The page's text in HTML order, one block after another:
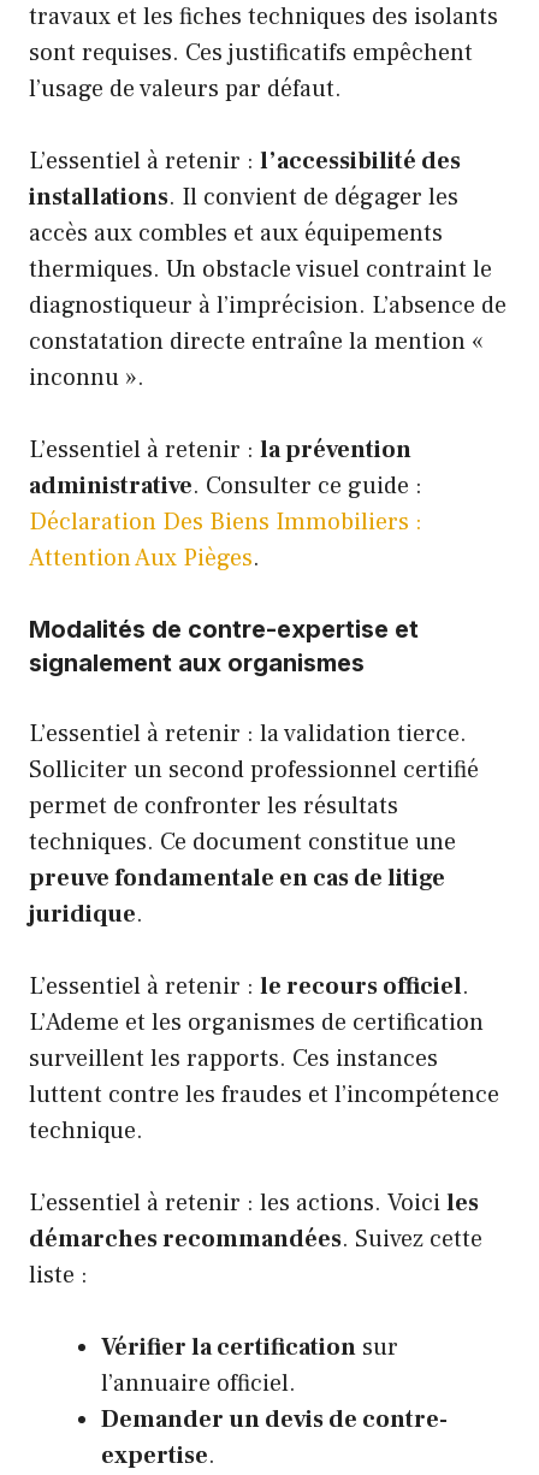
travaux et les fiches techniques des isolants
sont requises. Ces justificatifs empêchent
l’usage de valeurs par défaut.
L’essentiel à retenir : l’accessibilité des
installations. Il convient de dégager les
accès aux combles et aux équipements
thermiques. Un obstacle visuel contraint le
diagnostiqueur à l’imprécision. L’absence de
constatation directe entraîne la mention «
inconnu ».
L’essentiel à retenir : la prévention
administrative. Consulter ce guide :
Déclaration Des Biens Immobiliers :
Attention Aux Pièges.
Modalités de contre-expertise et
signalement aux organismes
L’essentiel à retenir : la validation tierce.
Solliciter un second professionnel certifié
permet de confronter les résultats
techniques. Ce document constitue une
preuve fondamentale en cas de litige
juridique.
L’essentiel à retenir : le recours officiel.
L’Ademe et les organismes de certification
surveillent les rapports. Ces instances
luttent contre les fraudes et l’incompétence
technique.
L’essentiel à retenir : les actions. Voiciles
démarches recommandées. Suivez cette
liste :
Vérifier la certification sur
l’annuaire officiel.
Demander un devis de contre-
expertise.